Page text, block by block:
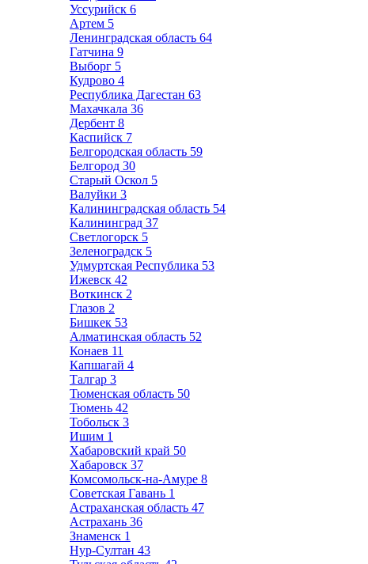
Уссурийск 6
Артем 5
Ленинградская область 64
Гатчина 9
Выборг 5
Кудрово 4
Республика Дагестан 63
Махачкала 36
Дербент 8
Каспийск 7
Белгородская область 59
Белгород 30
Старый Оскол 5
Валуйки 3
Калининградская область 54
Калининград 37
Светлогорск 5
Зеленоградск 5
Удмуртская Республика 53
Ижевск 42
Воткинск 2
Глазов 2
Бишкек 53
Алматинская область 52
Конаев 11
Капшагай 4
Талгар 3
Тюменская область 50
Тюмень 42
Тобольск 3
Ишим 1
Хабаровский край 50
Хабаровск 37
Комсомольск-на-Амуре 8
Советская Гавань 1
Астраханская область 47
Астрахань 36
Знаменск 1
Нур-Султан 43